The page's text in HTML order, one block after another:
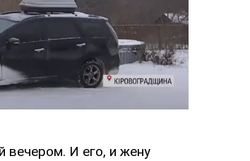
вечером. И его, и жену